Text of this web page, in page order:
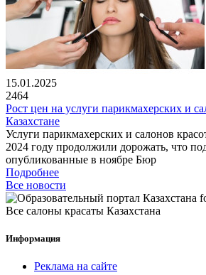
15.01.2025
2464
Рост цен на услуги парикмахерских и
Казахстане
Услуги парикмахерских и салонов
2024 году продолжили дорожать, что
опубликованные в ноябре Бюр
Подробнее
Все новости
Все салоны красаты Казахстана
Информация
Реклама на сайте